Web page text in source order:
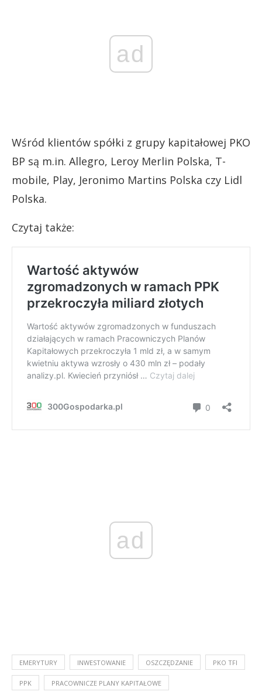
ad
Wśród klientów spółki z grupy kapitałowej PKO
BP są m.in. Allegro, Leroy Merlin Polska, T-
mobile, Play, Jeronimo Martins Polska czy Lidl
Polska.
Czytaj także:
ad
EMERYTURY INWESTOWANIE OSZCZĘDZANIE PKO TFI
PPK PRACOWNICZE PLANY KAPITAŁOWE